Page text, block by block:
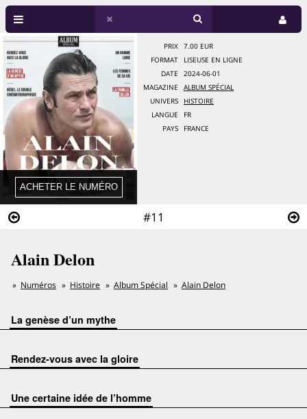
#11
PRIX
7.00 EUR
FORMAT
LISEUSE EN LIGNE
DATE
2024-06-01
MAGAZINE
ALBUM SPÉCIAL
UNIVERS
HISTOIRE
LANGUE
FR
PAYS
FRANCE
Alain Delon
Numéros Histoire Album Spécial Alain Delon
La genèse d’un mythe
Rendez-vous avec la gloire
Une certaine idée de l’homme